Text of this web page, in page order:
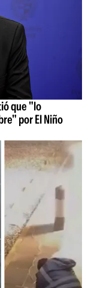
que "lo
por El Niño